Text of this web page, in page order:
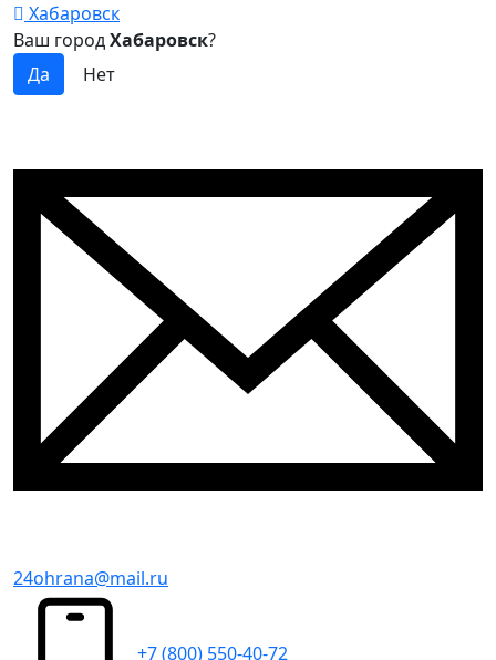
Хабаровск
Ваш городХабаровск?
24ohrana@mail.ru
+7 (800) 550-40-72